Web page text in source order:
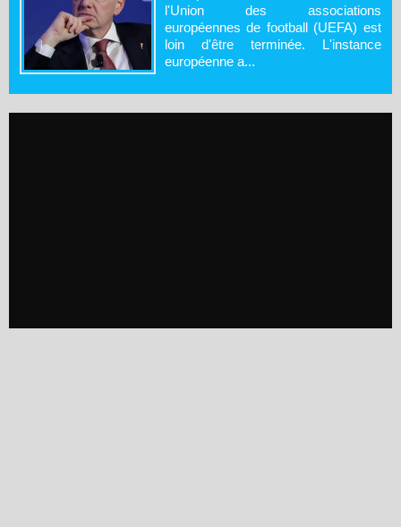
l'Union des associations
européennes de football (UEFA) est
loin d'être terminée. L'instance
européenne a...